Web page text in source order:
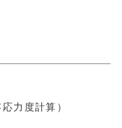
力度計算）